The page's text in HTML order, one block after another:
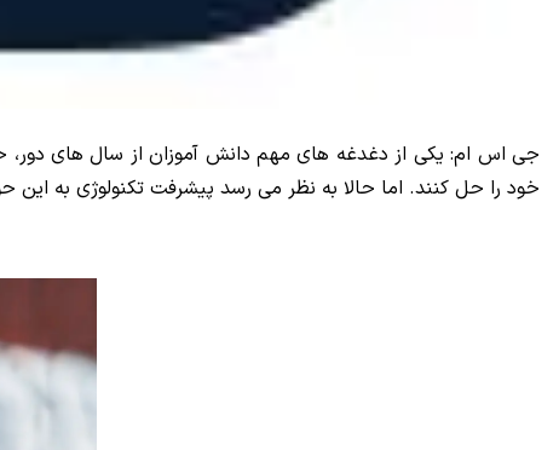
جی اس ام: یکی از دغدغه های مهم دانش آموزان از سال های
خود را حل کنند. اما حالا به نظر می رسد پیشرفت تکنولوژی به